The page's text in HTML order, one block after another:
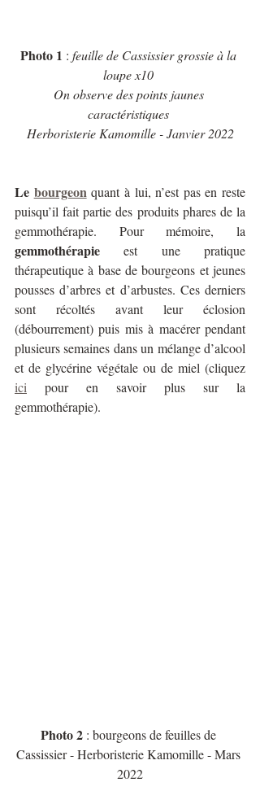
Photo 1 : feuille de Cassissier grossie à la
loupe x10
On observe des points jaunes
caractéristiques
Herboristerie Kamomille - Janvier 2022
Le bourgeon quant à lui, n’est pas en reste
puisqu’il fait partie des produits phares de la
gemmothérapie est une pratique
thérapeutique à base de bourgeons et jeunes
pousses d’arbres et d’arbustes. Ces derniers
sont récoltés avant leur éclosion
(débourrement) puis mis à macérer pendant
plusieurs semaines dans un mélange d’alcool
ici pour en savoir plus sur la
gemmothérapie).
Photo 2 : bourgeons de feuilles de
Cassissier - Herboristerie Kamomille - Mars
2022